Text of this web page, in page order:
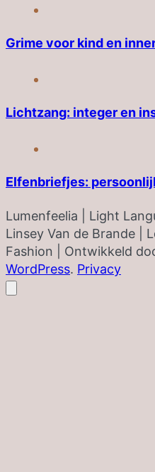
Grime voor kind en
Lichtzang: integer en
Elfenbriefjes:
Lumenfeelia | Light
Linsey Van de Brande |
Fashion | Ontwikkeld
WordPress. Privacy